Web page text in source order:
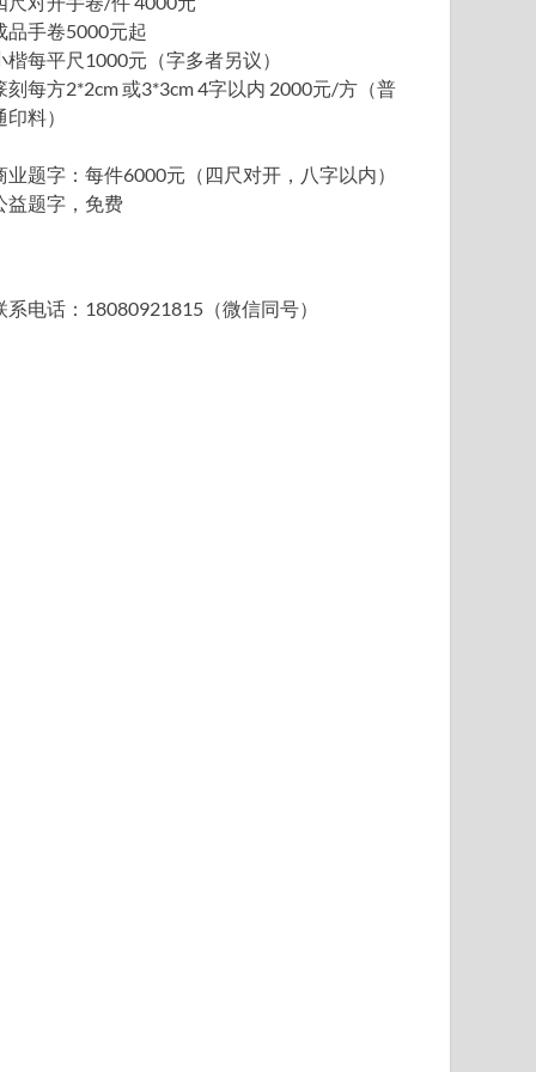
品手卷5000元起
楷每平尺1000元（字多者另议）
刻每方2*2cm 或3*3cm 4字以内 2000元/方（普
印料）
业题字：每件6000元（四尺对开，八字以内）
益题字，免费
系电话：18080921815（微信同号）